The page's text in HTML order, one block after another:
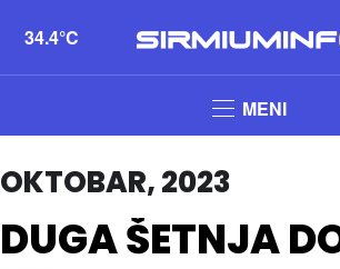
34.4°C
MENI
OKTOBAR, 2023
DUGA ŠETNJA